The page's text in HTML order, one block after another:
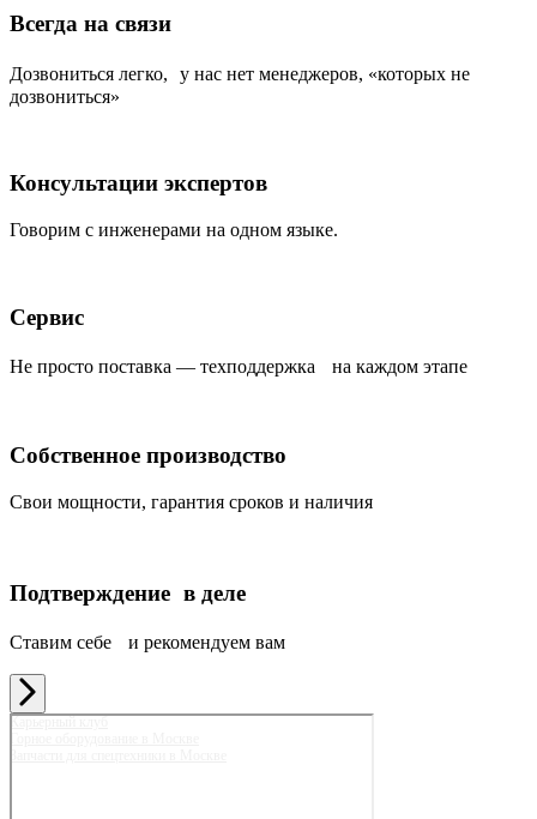
Всегда на связи
Дозвониться легко, у нас нет менеджеров, «которых не
дозвониться»
Консультации экспертов
Говорим с инженерами на одном языке.
Сервис
Не просто поставка — техподдержка на каждом этапе
Собственное производство
Свои мощности, гарантия сроков и наличия
Подтверждение в деле
Ставим себе и рекомендуем вам